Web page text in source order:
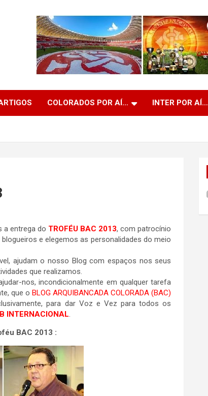
COLORADOS POR AÍ… INTER POR AÍ…
a entrega do TROFÉU BAC 2013, com patrocínio
e elegemos as personalidades do meio
ajudam o nosso Blog com espaços nos seus
que realizamos.
nos, incondicionalmente em qualquer tarefa
que oBLOG ARQUIBANCADA COLORADA (BAC)
para dar Voz e Vez para todos os
INTERNACIONAL.
BAC 2013 :